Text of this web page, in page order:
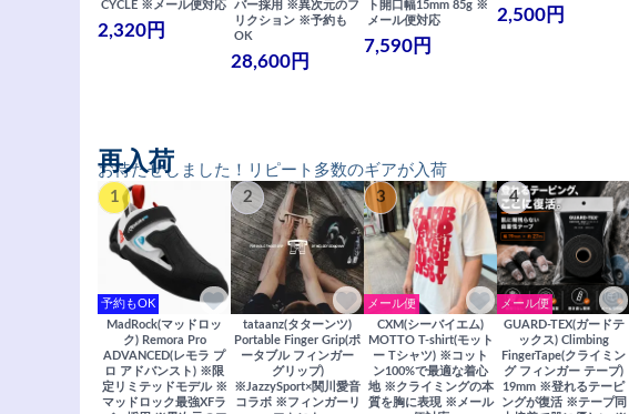
CYCLE ※メール便対応
2,320円
バー採用 ※異次元のフ
リクション ※予約も
OK
28,600円
ト開口幅15mm 85g ※
メール便対応
7,590円
2,500円
お待たせしました！リピート多数のギアが入荷
再入荷
1
予約もOK
MadRock(マッドロッ
ク) Remora Pro
ADVANCED(レモラ プ
ロ アドバンスト) ※限
定リミテッドモデル ※
マッドロック最強XFラ
2
tataanz(タターンツ)
Portable Finger Grip(ポ
ータブル フィンガー
グリップ)
※JazzySport×関川愛音
コラボ ※フィンガーリ
3
メール便
CXM(シーバイエム)
MOTTO T-shirt(モット
ー Tシャツ) ※コット
ン100%で最適な着心
地 ※クライミングの本
質を胸に表現 ※メール
4
メール便
GUARD-TEX(ガードテ
ックス) Climbing
FingerTape(クライミン
グ フィンガー テープ)
19mm ※登れるテーピ
ングが復活 ※テープ同